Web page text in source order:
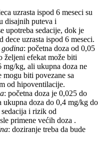
uzrasta ispod 6 meseci su
disajnih puteva i
upotreba sedacije, dok je
dece uzrasta ispod 6 meseci.
godina: početna doza od 0,05
željeni efekat može biti
mg/kg, ali ukupna doza ne
mogu biti povezane sa
od hipoventilacije.
: početna doza je 0,025 do
doza do 0,4 mg/kg do
i rizik od
primene većih doza .
: doziranje treba da bude